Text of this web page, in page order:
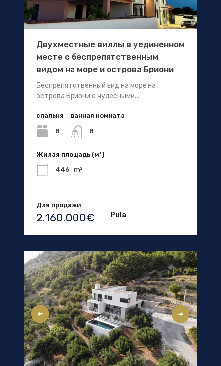
Двухместные виллы в уединенном
месте с беспрепятственным
видом на море и острова Бриони
Беспрепятственный вид на море на
острова Бриони с чудесными...
спальня
8
ванная комната
8
Жилая площадь (м²)
446 m²
Для продажи
2.160.000€ Pula